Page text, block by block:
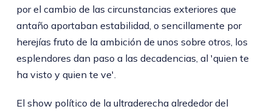
por el cambio de las circunstancias exteriores que
antaño aportaban estabilidad, o sencillamente por
herejías fruto de la ambición de unos sobre otros, los
esplendores dan paso a las decadencias, al 'quien te
ha visto y quien te ve'.
El show político de la ultraderecha alrededor del